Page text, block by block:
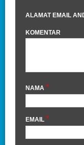
ALAMAT EMAIL
KOMENTAR
NAMA *
EMAIL *